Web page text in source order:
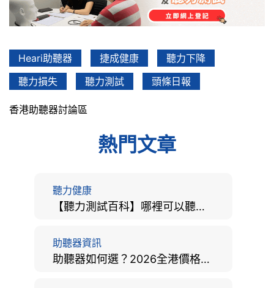
Heari助聽器 捷成健康
聽力下降
聽力損失
聽力測試 頭條日報
香港助聽器討論區
熱門文章
聽力健康
【聽力測試百科】哪裡可以聽力檢查？費用、標準、流程、在家聽力檢測與iPhone測試全攻略
助聽器資訊
助聽器如何選？2026全港價格比較、款式分析及老人選購全攻略